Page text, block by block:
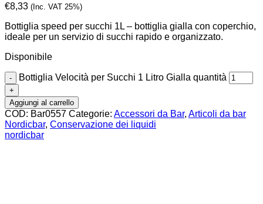
€8,33 (Inc. VAT 25%)
Bottiglia speed per succhi 1L – bottiglia gialla con coperchio,
ideale per un servizio di succhi rapido e organizzato.
Disponibile
Bottiglia Velocità per Succhi 1 Litro Gialla quantità
Aggiungi al carrello
COD: Bar0557 Categorie: Accessori da Bar, Articoli da bar
Nordicbar, Conservazione dei liquidi
nordicbar